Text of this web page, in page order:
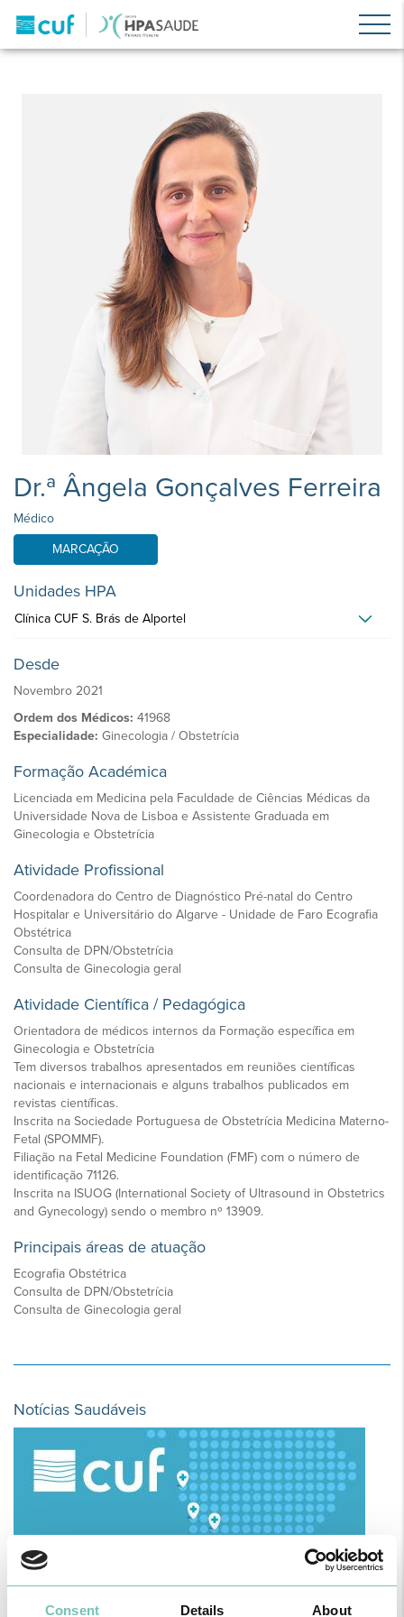
Consent Details About
Dr.ª Ângela Gonçalves Ferreira
Médico
MARCAÇÃO
Unidades HPA
Clínica CUF S. Brás de Alportel
Desde
Novembro 2021
Ordem dos Médicos: 41968
Especialidade: Ginecologia / Obstetrícia
Formação Académica
Licenciada em Medicina pela Faculdade de Ciências Médicas da
Universidade Nova de Lisboa e Assistente Graduada em
Ginecologia e Obstetrícia
Atividade Profissional
Coordenadora do Centro de Diagnóstico Pré-natal do Centro
Hospitalar e Universitário do Algarve - Unidade de Faro Ecografia
Obstétrica
Consulta de DPN/Obstetrícia
Consulta de Ginecologia geral
Atividade Científica / Pedagógica
Orientadora de médicos internos da Formação específica em
Ginecologia e Obstetrícia
Tem diversos trabalhos apresentados em reuniões científicas
nacionais e internacionais e alguns trabalhos publicados em
revistas científicas.
Inscrita na Sociedade Portuguesa de Obstetrícia Medicina Materno-
Fetal (SPOMMF).
Filiação na Fetal Medicine Foundation (FMF) com o número de
identificação 71126.
Inscrita na ISUOG (International Society of Ultrasound in Obstetrics
and Gynecology) sendo o membro nº 13909.
Principais áreas de atuação
Ecografia Obstétrica
Consulta de DPN/Obstetrícia
Consulta de Ginecologia geral
Notícias Saudáveis